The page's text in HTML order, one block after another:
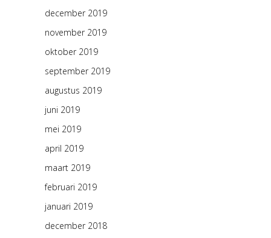
december 2019
november 2019
oktober 2019
september 2019
augustus 2019
juni 2019
mei 2019
april 2019
maart 2019
februari 2019
januari 2019
december 2018